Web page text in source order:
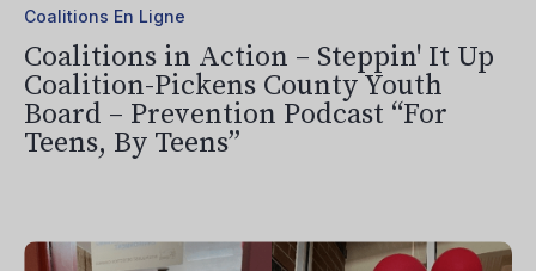
Coalitions En Ligne
Coalitions in Action – Steppin' It Up
Coalition-Pickens County Youth
Board – Prevention Podcast “For
Teens, By Teens”